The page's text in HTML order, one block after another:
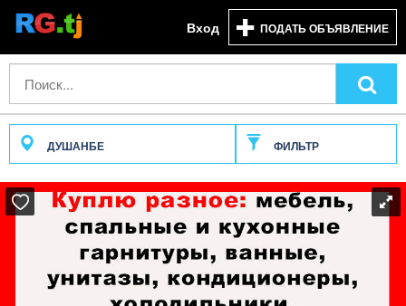
Вход ПОДАТЬ ОБЪЯВЛЕНИЕ
ДУШАНБЕ ФИЛЬТР